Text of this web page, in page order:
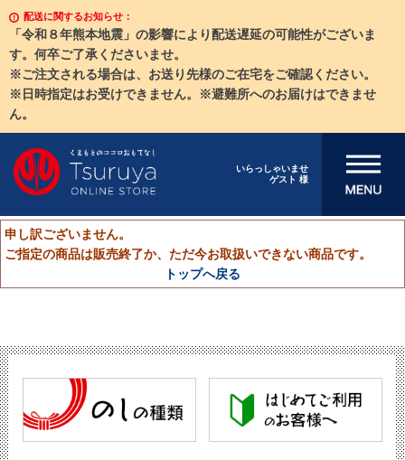
配送に関するお知らせ：
「令和８年熊本地震」の影響により配送遅延の可能性がございま
す。何卒ご了承くださいませ。
※ご注文される場合は、お送り先様のご在宅をご確認ください。
※日時指定はお受けできません。※避難所へのお届けはできませ
ん。
いらっしゃいませ
ゲスト 様
メニューを開
申し訳ございません。
ご指定の商品は販売終了か、ただ今お取扱いできない商品です。
トップへ戻る